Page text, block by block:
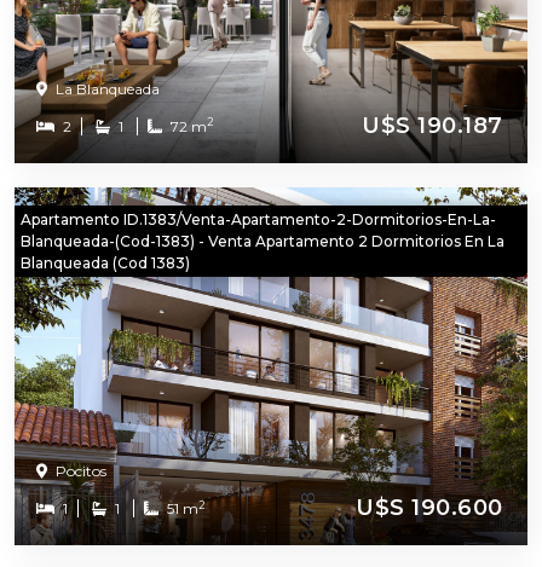
La Blanqueada
2 1 72 m2 U$S 190.187
Apartamento ID.1383/Venta-Apartamento-2-Dormitorios-En-La-
Blanqueada-(cod-1383) - Venta Apartamento 2 Dormitorios En La
Blanqueada (cod 1383)
Pocitos
1 1 51 m2 U$S 190.600